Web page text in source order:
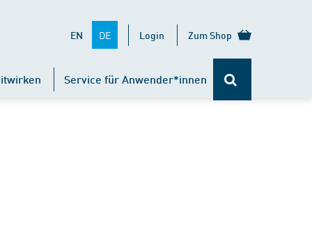
EN DE Login Zum Shop
Service für Anwender*innen